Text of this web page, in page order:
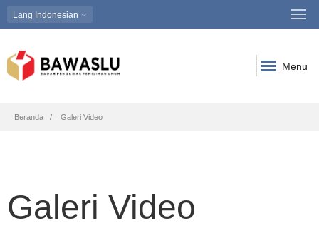
Lang Indonesian
Menu
Breadcrumb
Beranda Galeri Video
Galeri Video